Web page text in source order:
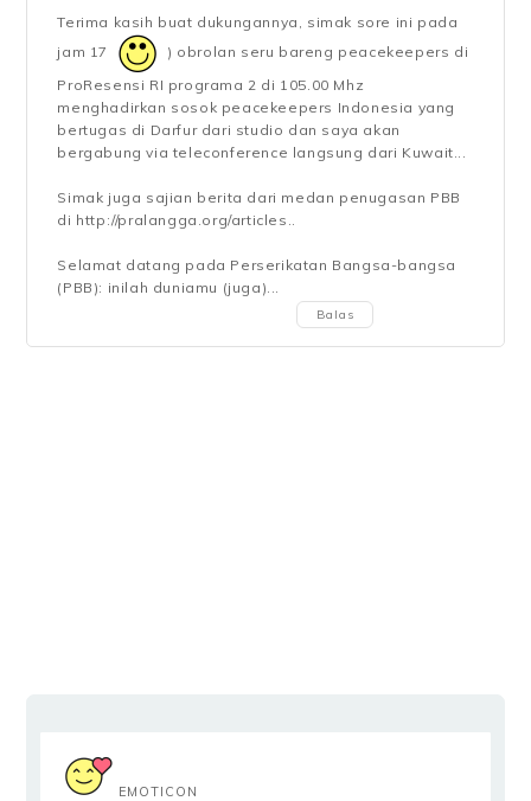
Terima kasih buat dukungannya, simak sore ini pada
jam 17
) obrolan seru bareng peacekeepers di
ProResensi RI programa 2 di 105.00 Mhz
menghadirkan sosok peacekeepers Indonesia yang
bertugas di Darfur dari studio dan saya akan
bergabung via teleconference langsung dari Kuwait...
Simak juga sajian berita dari medan penugasan PBB
di http://pralangga.org/articles..
Selamat datang pada Perserikatan Bangsa-bangsa
(PBB): inilah duniamu (juga)...
Balas
EMOTICON